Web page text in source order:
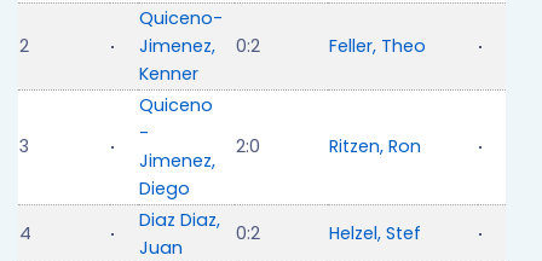
2
Quiceno-
Jimenez,
Kenner
0:2 Feller, Theo
3
Quiceno
-
Jimenez,
Diego
2:0 Ritzen, Ron
4
Diaz Diaz,
Juan
0:2 Helzel, Stef